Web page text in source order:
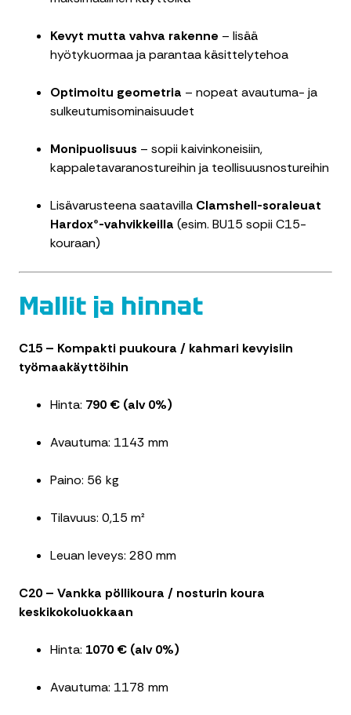
Kevyt mutta vahva rakenne – lisää
hyötykuormaa ja parantaa käsittelytehoa
Optimoitu geometria – nopeat avautuma- ja
sulkeutumisominaisuudet
Monipuolisuus – sopii kaivinkoneisiin,
kappaletavaranostureihin ja teollisuusnostureihin
Lisävarusteena saatavilla Clamshell-soraleuat
Hardox®-vahvikkeilla (esim. BU15 sopii C15-
kouraan)
Mallit ja hinnat
C15 – Kompakti puukoura / kahmari kevyisiin
työmaakäyttöihin
Hinta: 790 € (alv 0%)
Avautuma: 1143 mm
Paino: 56 kg
Tilavuus: 0,15 m²
Leuan leveys: 280 mm
C20 – Vankka pöllikoura / nosturin koura
keskikokoluokkaan
Hinta: 1070 € (alv 0%)
Avautuma: 1178 mm